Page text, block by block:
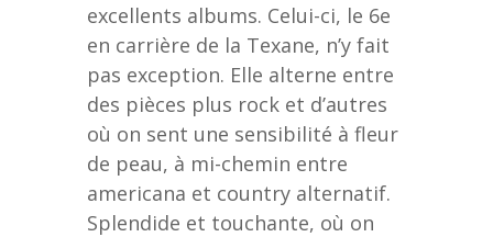
excellents albums. Celui-ci, le 6e
en carrière de la Texane, n’y fait
pas exception. Elle alterne entre
des pièces plus rock et d’autres
où on sent une sensibilité à fleur
de peau, à mi-chemin entre
americana et country alternatif.
Splendide et touchante, où on